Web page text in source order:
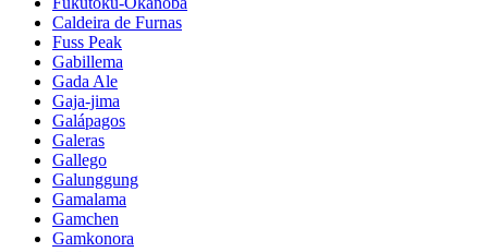
Caldeira de Furnas
Fuss Peak
Gabillema
Gada Ale
Gaja-jima
Galápagos
Galeras
Gallego
Galunggung
Gamalama
Gamchen
Gamkonora